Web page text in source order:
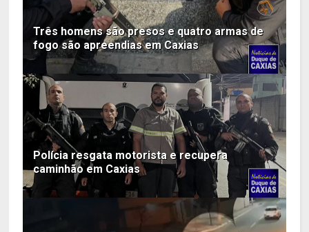
Três homens são presos e quatro armas de
fogo são apreendias em Caxias
Polícia resgata motorista e recupera
caminhão em Caxias